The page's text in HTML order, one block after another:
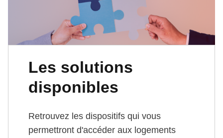
Les solutions
disponibles
Retrouvez les dispositifs qui vous
permettront d'accéder aux logements